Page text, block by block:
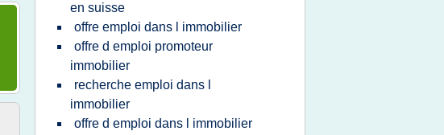
en suisse
offre emploi dans l immobilier
offre d emploi promoteur
immobilier
recherche emploi dans l
immobilier
offre d emploi dans l immobilier